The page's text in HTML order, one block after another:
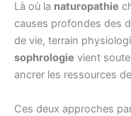
Là où la naturopathie
causes profondes des
de vie, terrain
sophrologie vient
ancrer les ressources
Ces deux approches